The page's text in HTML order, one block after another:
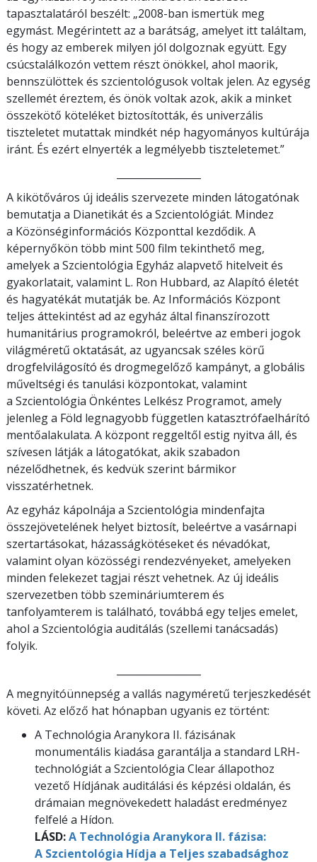
tapasztalatáról beszélt: „2008-ban ismertük meg
egymást. Megérintett az a barátság, amelyet itt találtam,
és hogy az emberek milyen jól dolgoznak együtt. Egy
csúcstalálkozón vettem részt önökkel, ahol maorik,
bennszülöttek és szcientológusok voltak jelen. Az egység
szellemét éreztem, és önök voltak azok, akik a minket
összekötő köteléket biztosították, és univerzális
tiszteletet mutattak mindkét nép hagyományos kultúrája
iránt. És ezért elnyerték a legmélyebb tiszteletemet.”
A kikötőváros új ideális szervezete minden látogatónak
bemutatja a Dianetikát és a Szcientológiát. Mindez
a Közönséginformációs Központtal kezdődik. A
képernyőkön több mint 500 film tekinthető meg,
amelyek a Szcientológia Egyház alapvető hitelveit és
gyakorlatait, valamint L. Ron Hubbard, az Alapító életét
és hagyatékát mutatják be. Az Információs Központ
teljes áttekintést ad az egyház által finanszírozott
humanitárius programokról, beleértve az emberi jogok
világméretű oktatását, az ugyancsak széles körű
drogfelvilágosító és drogmegelőző kampányt, a globális
műveltségi és tanulási központokat, valamint
a Szcientológia Önkéntes Lelkész Programot, amely
jelenleg a Föld legnagyobb független katasztrófaelhárító
mentőalakulata. A központ reggeltől estig nyitva áll, és
szívesen látják a látogatókat, akik szabadon
nézelődhetnek, és kedvük szerint bármikor
visszatérhetnek.
Az egyház kápolnája a Szcientológia mindenfajta
összejövetelének helyet biztosít, beleértve a vasárnapi
szertartásokat, házasságkötéseket és névadókat,
valamint olyan közösségi rendezvényeket, amelyeken
minden felekezet tagjai részt vehetnek. Az új ideális
szervezetben több szemináriumterem és
tanfolyamterem is található, továbbá egy teljes emelet,
ahol a Szcientológia auditálás (szellemi tanácsadás)
folyik.
A megnyitóünnepség a vallás nagyméretű terjeszkedését
követi. Az előző hat hónapban ugyanis ez történt:
A Technológia Aranykora II. fázisának
monumentális kiadása garantálja a standard LRH-
technológiát a Szcientológia Clear állapothoz
vezető Hídjának auditálási és képzési oldalán, és
drámaian megnövekedett haladást eredményez
felfelé a Hídon.
LÁSD:A Technológia Aranykora II. fázisa:
A Szcientológia Hídja a Teljes szabadsághoz